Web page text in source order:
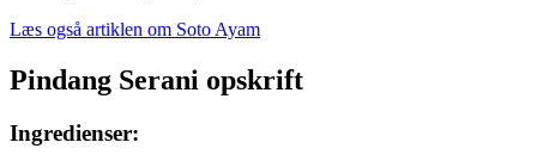
Læs også artiklen om Soto Ayam
Pindang Serani opskrift
Ingredienser: